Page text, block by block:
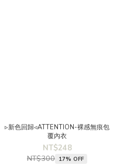
▹新色回歸◃ATTENTION-裸感無痕包
覆內衣
NT$248
NT$300 17% OFF